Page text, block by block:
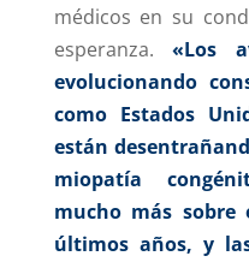
médicos en su
esperanza.«Los
evolucionando
como Estados
están
miopatía
mucho más sobre
últimos años, y